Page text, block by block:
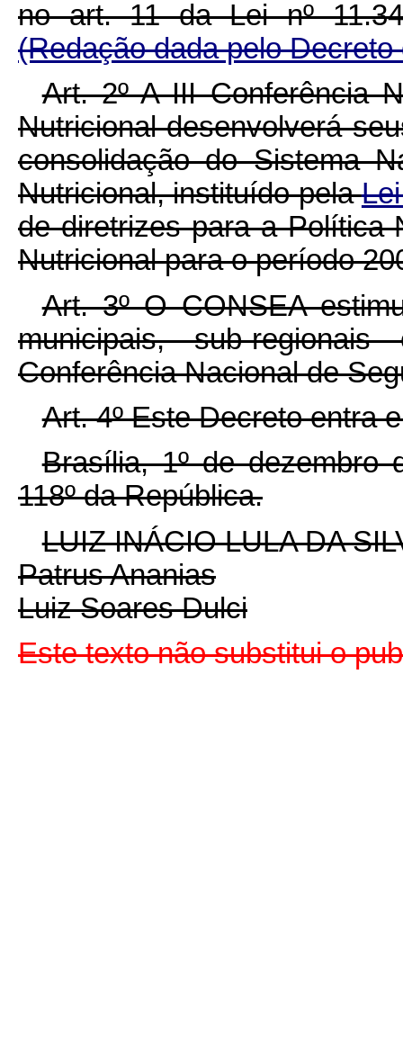
no art. 11 da Lei nº
(Redação dada pelo
Art. 2º A III Conferência
Nutricional desenvolverá
consolidação do Sistema
Nutricional, instituído pela
de diretrizes para a Política
Nutricional para o período
Art. 3º O CONSEA
municipais, sub-
Conferência Nacional de
Art. 4º Este Decreto entra
Brasília, 1º de dezembro
118º da República.
LUIZ INÁCIO LULA DA
Patrus Ananias
Luiz Soares Dulci
Este texto não substitui o